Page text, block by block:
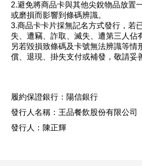
2.避免將商品卡與其他尖銳物品放置
或磨損而影響到條碼辨識。
3.商品卡卡片採無記名方式發行，若
失、遭竊、詐取、滅失、遭第三人佔
另若毀損致條碼及卡號無法辨識等情
償、退現、掛失支付或補發，敬請妥
履約保證銀行：陽信銀行
發行人名稱：王品餐飲股份有限公司
發行人：陳正輝